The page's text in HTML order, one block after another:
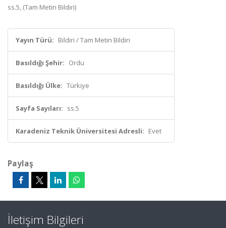
ss.5, (Tam Metin Bildiri)
Yayın Türü: Bildiri / Tam Metin Bildiri
Basıldığı Şehir: Ordu
Basıldığı Ülke: Türkiye
Sayfa Sayıları: ss.5
Karadeniz Teknik Üniversitesi Adresli: Evet
Paylaş
İletişim Bilgileri